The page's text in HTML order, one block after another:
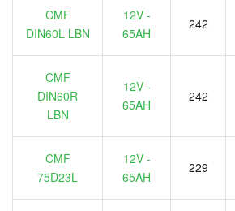
CMF
DIN60L LBN
12V -
65AH
242
CMF
DIN60R
LBN
12V -
65AH
242
CMF
75D23L
12V -
65AH
229